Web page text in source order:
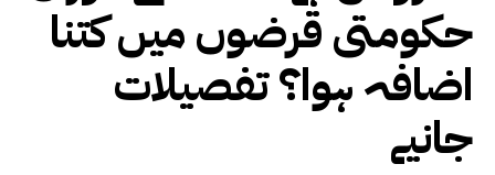
حکومتی قرضوں میں کتنا
اضافہ ہوا؟ تفصیلات
جانیے